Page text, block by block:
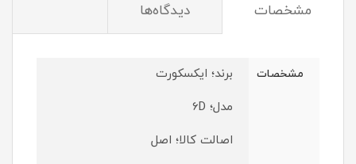
مشخصات دیدگاه‌ها
مشخصات
برند؛ ایکسکورت
مدل‌؛ 6D
اصالت کالا؛ اصل